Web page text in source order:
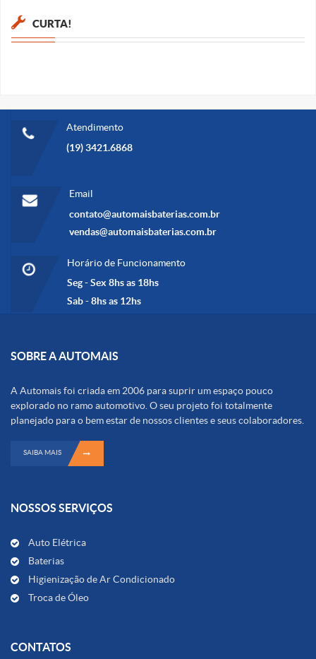
CURTA!
Atendimento
(19) 3421.6868
Email
contato@automaisbaterias.com.br
vendas@automaisbaterias.com.br
Horário de Funcionamento
Seg - Sex 8hs as 18hs
Sab - 8hs as 12hs
SOBRE A AUTOMAIS
A Automais foi criada em 2006 para suprir um espaço pouco
explorado no ramo automotivo. O seu projeto foi totalmente
planejado para o bem estar de nossos clientes e seus colaboradores.
SAIBA MAIS
NOSSOS SERVIÇOS
Auto Elétrica
Baterias
Higienização de Ar Condicionado
Troca de Óleo
CONTATOS